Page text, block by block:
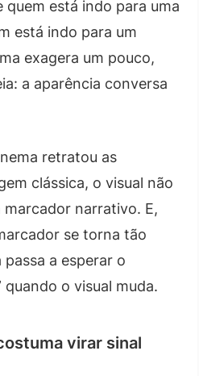
está indo para uma
está indo para um
exagera um pouco,
a aparência conversa
retratou as
clássica, o visual não
marcador narrativo. E,
se torna tão
a esperar o
quando o visual muda.
virar sinal